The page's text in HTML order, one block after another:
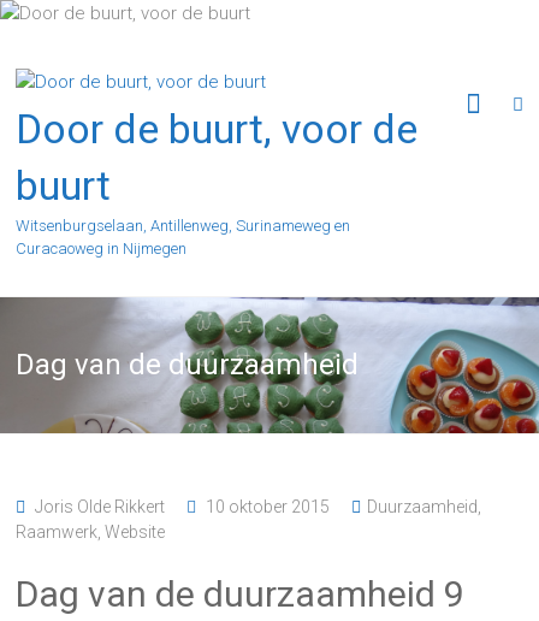
Ga
de
inhoud
Door de buurt, voor de
buurt
Witsenburgselaan, Antillenweg, Surinameweg en
Curacaoweg in Nijmegen
Dag van de duurzaamheid
Joris Olde Rikkert 10 oktober 2015 Duurzaamheid
Raamwerk ,Website
Dag van de duurzaamheid 9